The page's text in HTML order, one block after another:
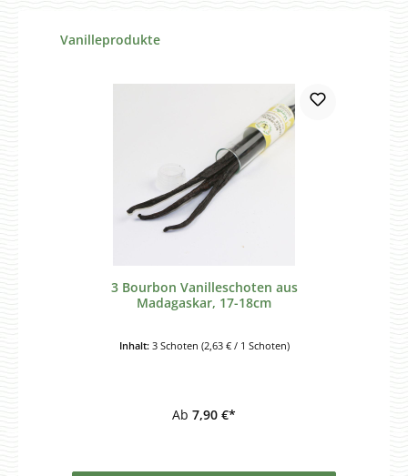
Produktgalerie überspringen
Vanilleprodukte
3 Bourbon Vanilleschoten aus
Madagaskar, 17-18cm
Inhalt: 3 Schoten (2,63 € / 1 Schoten)
Ab 7,90 €*